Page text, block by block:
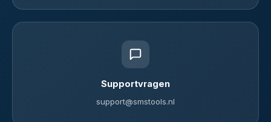
Supportvragen
support@smstools.nl